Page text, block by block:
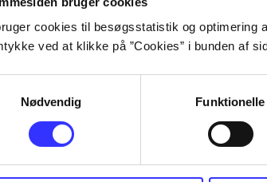
cookies til besøgsstatistik og
ved at klikke på ”Cookies” i bunden af
Nødvendig
Funktionelle